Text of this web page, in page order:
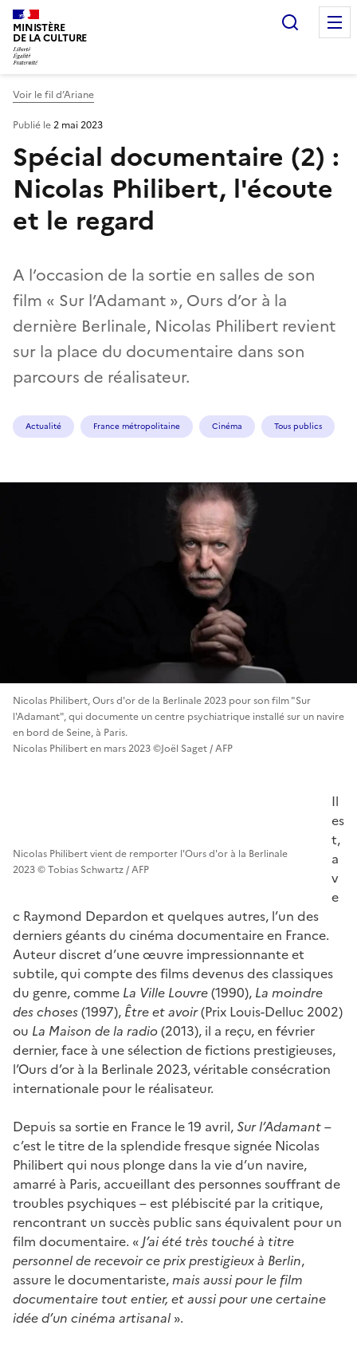
MINISTÈRE
DE LA CULTURE
Voir le fil d’Ariane
Spécial documentaire (2) :
Nicolas Philibert, l'écoute
et le regard
A l’occasion de la sortie en salles de son
film « Sur l’Adamant », Ours d’or à la
dernière Berlinale, Nicolas Philibert revient
sur la place du documentaire dans son
parcours de réalisateur.
Publié le2 mai 2023
Actualité France métropolitaine Cinéma Tous publics
Nicolas Philibert, Ours d'or de la Berlinale 2023 pour son film "Sur
l'Adamant", qui documente un centre psychiatrique installé sur un navire
en bord de Seine, à Paris.
Nicolas Philibert en mars 2023 ©Joël Saget / AFP
Nicolas Philibert vient de remporter l'Ours d'or à la Berlinale
2023 © Tobias Schwartz / AFP
Il
es
t,
a
v
e
c Raymond Depardon et quelques autres, l’un des
derniers géants du cinéma documentaire en France.
Auteur discret d’une œuvre impressionnante et
subtile, qui compte des films devenus des classiques
du genre, comme La Ville Louvre(1990), La moindre
des choses(1997), Être et avoir(Prix Louis-Delluc 2002)
ou La Maison de la radio(2013), il a reçu, en février
dernier, face à une sélection de fictions prestigieuses,
l’Ours d’or à la Berlinale 2023, véritable consécration
internationale pour le réalisateur.
Depuis sa sortie en France le 19 avril, Sur l’Adamant–
c’est le titre de la splendide fresque signée Nicolas
Philibert qui nous plonge dans la vie d’un navire,
amarré à Paris, accueillant des personnes souffrant de
troubles psychiques – est plébiscité par la critique,
rencontrant un succès public sans équivalent pour un
film documentaire. « J’ai été très touché à titre
personnel de recevoir ce prix prestigieux à Berlin,
assure le documentariste,mais aussi pour le film
documentaire tout entier, et aussi pour une certaine
idée d’un cinéma artisanal ».